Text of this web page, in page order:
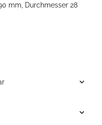
mm, Durchmesser 28